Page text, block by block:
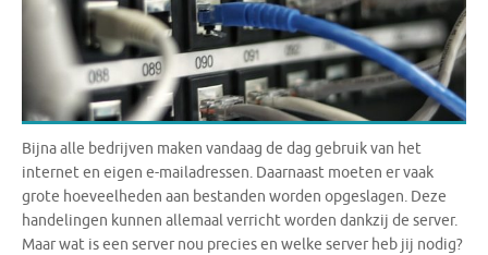
Bijna alle bedrijven maken vandaag de dag gebruik van het
internet en eigen e-mailadressen. Daarnaast moeten er vaak
grote hoeveelheden aan bestanden worden opgeslagen. Deze
handelingen kunnen allemaal verricht worden dankzij de server.
Maar wat is een server nou precies en welke server heb jij nodig?